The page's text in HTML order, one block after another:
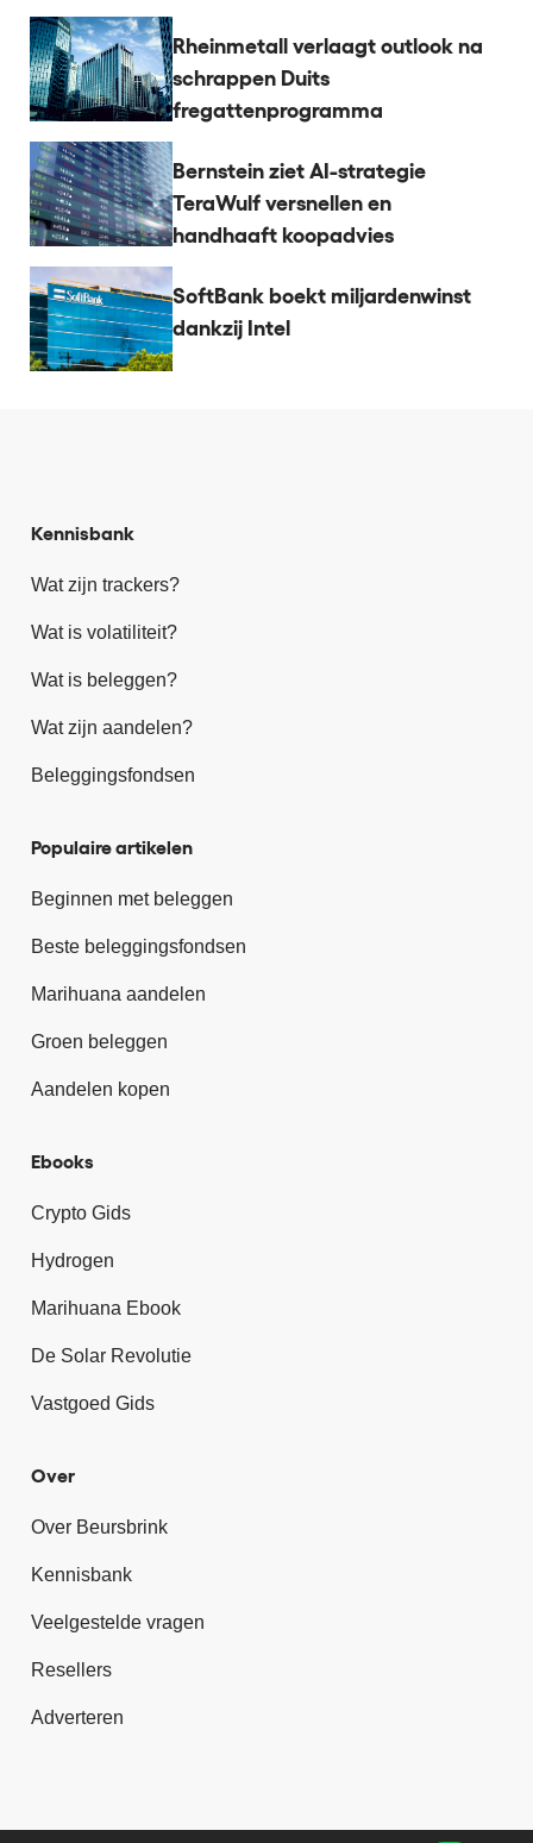
Rheinmetall verlaagt outlook na
schrappen Duits
fregattenprogramma
Bernstein ziet AI-strategie
TeraWulf versnellen en
handhaaft koopadvies
SoftBank boekt miljardenwinst
dankzij Intel
Kennisbank
Wat zijn trackers?
Wat is volatiliteit?
Wat is beleggen?
Wat zijn aandelen?
Beleggingsfondsen
Populaire artikelen
Beginnen met beleggen
Beste beleggingsfondsen
Marihuana aandelen
Groen beleggen
Aandelen kopen
Ebooks
Crypto Gids
Hydrogen
Marihuana Ebook
De Solar Revolutie
Vastgoed Gids
Over
Over Beursbrink
Kennisbank
Veelgestelde vragen
Resellers
Adverteren